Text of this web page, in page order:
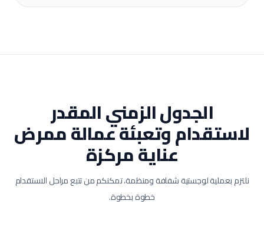
الجدول الزمني المقدر
لاستقدام وتعبئة عمالةممرض
عناية مركزة
نلتزم بعملية لوجستية شفافة ومنظمة، تمكنكم من تتبع مراحل الاستقدام
خطوة بخطوة.